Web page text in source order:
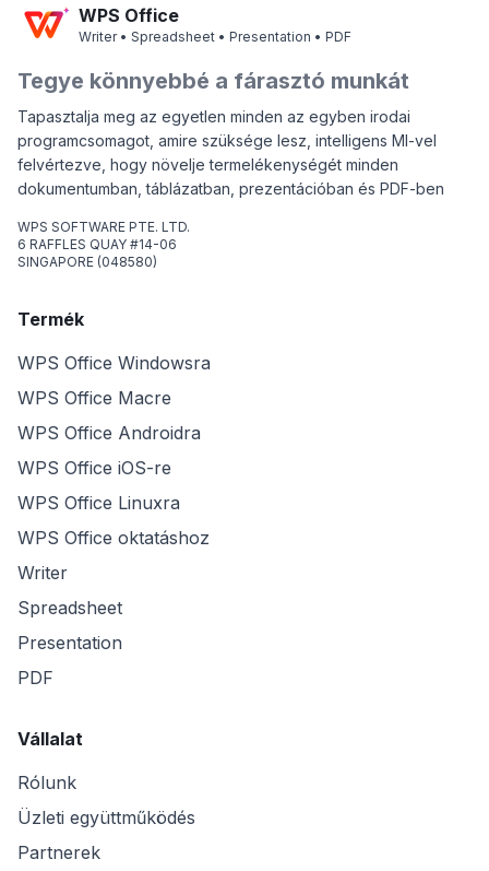
WPS Office
Writer • Spreadsheet • Presentation • PDF
Tegye könnyebbé a fárasztó munkát
Tapasztalja meg az egyetlen minden az egyben irodai
programcsomagot, amire szüksége lesz, intelligens MI-vel
felvértezve, hogy növelje termelékenységét minden
dokumentumban, táblázatban, prezentációban és PDF-ben
WPS SOFTWARE PTE. LTD.
6 RAFFLES QUAY #14-06
SINGAPORE (048580)
Termék
WPS Office Windowsra
WPS Office Macre
WPS Office Androidra
WPS Office iOS-re
WPS Office Linuxra
WPS Office oktatáshoz
Writer
Spreadsheet
Presentation
PDF
Vállalat
Rólunk
Üzleti együttműködés
Partnerek